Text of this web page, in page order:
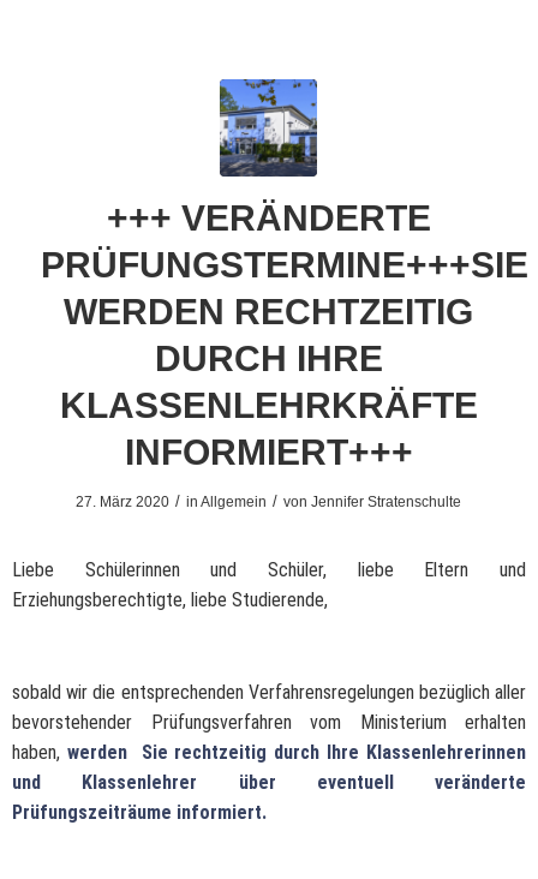
+++ VERÄNDERTE
PRÜFUNGSTERMINE+++SIE
WERDEN RECHTZEITIG
DURCH IHRE
KLASSENLEHRKRÄFTE
INFORMIERT+++
27. März 2020 / inAllgemein / vonJennifer Stratenschulte
Liebe Schülerinnen und Schüler, liebe Eltern und
Erziehungsberechtigte, liebe Studierende,
sobald wir die entsprechenden Verfahrensregelungen bezüglich aller
bevorstehender Prüfungsverfahren vom Ministerium erhalten
haben, werden Sie rechtzeitig durch Ihre Klassenlehrerinnen
und Klassenlehrer über eventuell veränderte
Prüfungszeiträume informiert.